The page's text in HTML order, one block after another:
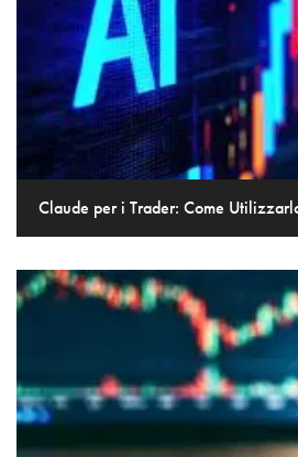
Claude per i Trader: Come